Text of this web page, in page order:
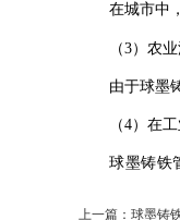
在城市中
（3）农
由于球墨
（4）在
球墨铸铁
上一篇： 球墨铸